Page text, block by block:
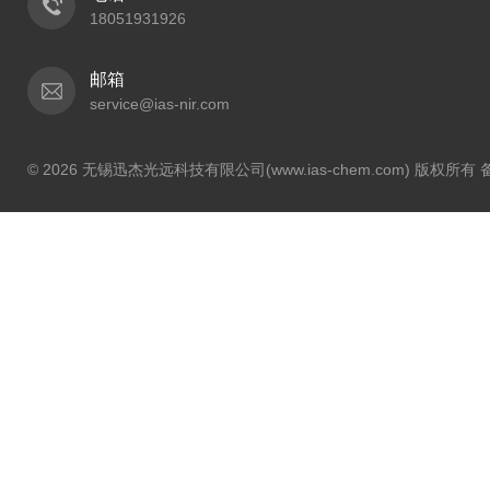
18051931926
邮箱
service@ias-nir.com
© 2026 无锡迅杰光远科技有限公司(www.ias-chem.com) 版权所有